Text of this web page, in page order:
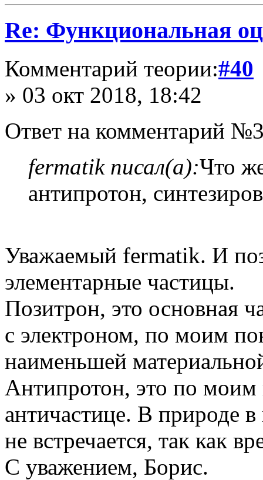
Re: Функциональная
Комментарий теории:#40
» 03 окт 2018, 18:42
Ответ на комментарий
fermatik писал(а):Что
антипротон,
Уважаемый fermatik. И
элементарные частицы.
Позитрон, это основная
с электроном, по моим
наименьшей
Антипротон, это по моим
античастице. В природе
не встречается, так как
С уважением, Борис.